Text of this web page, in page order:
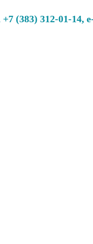
+7 (383) 312-01-